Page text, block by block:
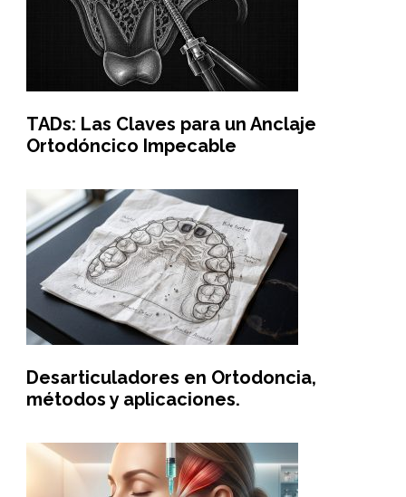
TADs: Las Claves para un Anclaje
Ortodóncico Impecable
Desarticuladores en Ortodoncia,
métodos y aplicaciones.